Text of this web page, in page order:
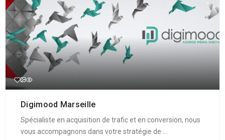
Digimood Marseille
Spécialiste en acquisition de trafic et en conversion, nous
vous accompagnons dans votre stratégie de ...